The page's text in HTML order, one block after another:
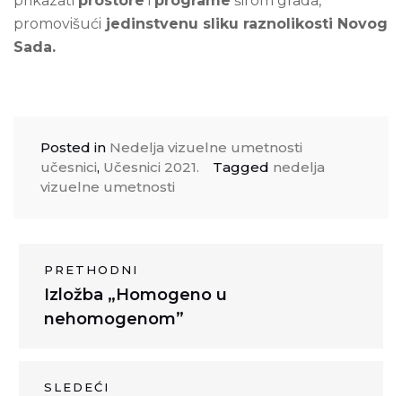
promovišući jedinstvenu sliku raznolikosti Novog
Sada.
Posted in Nedelja vizuelne umetnosti
učesnici, Učesnici 2021. Tagged nedelja
vizuelne umetnosti
Kretanje
članka
PRETHODNI
Previous
post:
Izložba „Homogeno u
nehomogenom”
SLEDEĆI